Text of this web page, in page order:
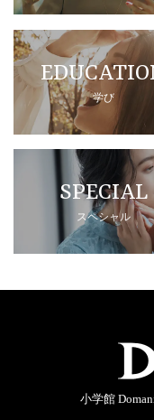
学び
SPECIAL
スペシャル
小学館